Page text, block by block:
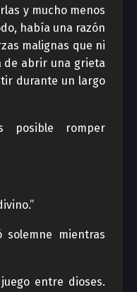
y mucho menos
había una razón
malignas que ni
de abrir una grieta
durante un largo
posible romper
mientras
entre dioses.